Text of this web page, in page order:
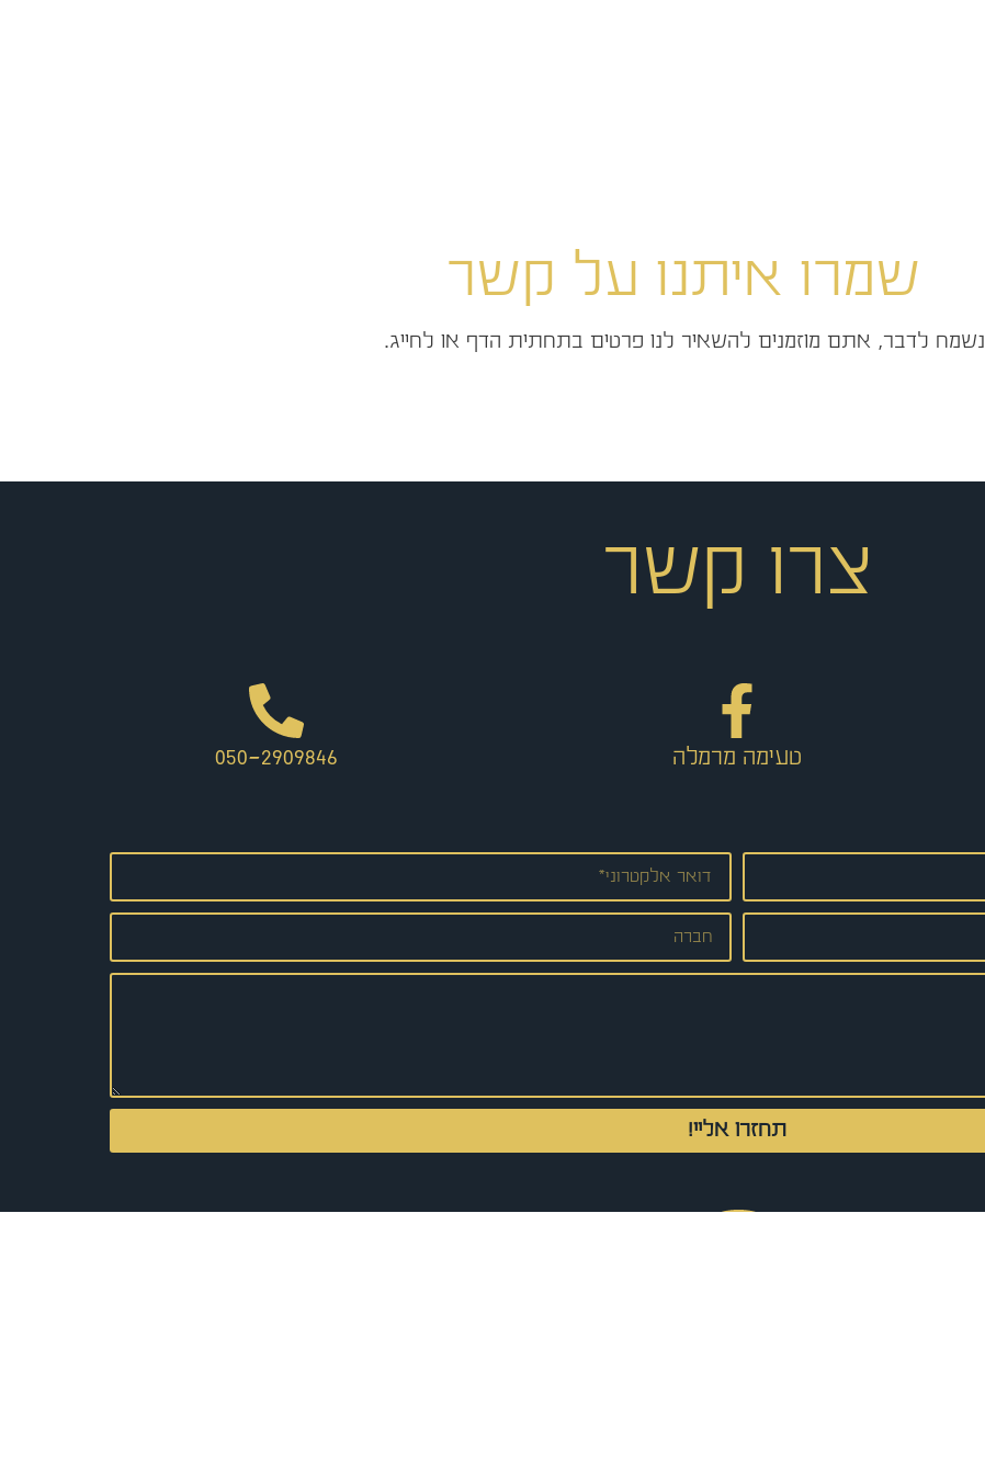
שמרו איתנו על קשר
נשמח לדבר, אתם מוזמנים להשאיר לנו פרטים בתחתית הדף או לחייג.
צרו קשר
טעימה מרמלה 050-2909846
תחזרו אליי!